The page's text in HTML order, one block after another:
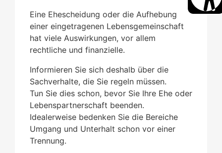
Eine Ehescheidung oder die Aufhebung
einer eingetragenen Lebensgemeinschaft
hat viele Auswirkungen, vor allem
rechtliche und finanzielle.
Informieren Sie sich deshalb über die
Sachverhalte, die Sie regeln müssen.
Tun Sie dies schon, bevor Sie Ihre Ehe oder
Lebenspartnerschaft beenden.
Idealerweise bedenken Sie die Bereiche
Umgang und Unterhalt schon vor einer
Trennung.